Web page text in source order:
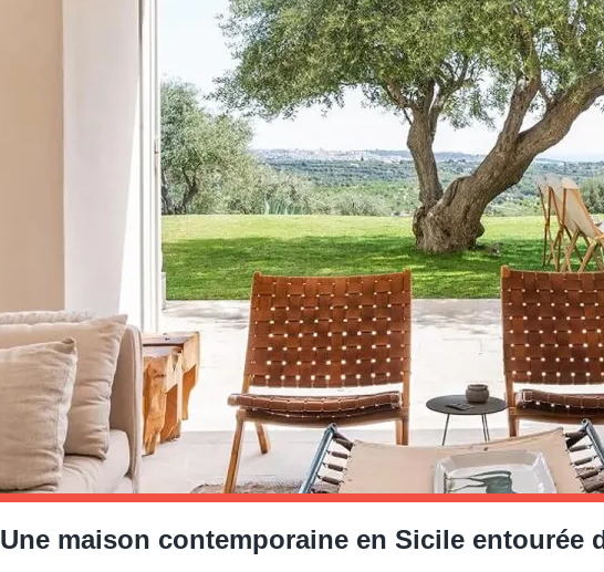
Revue De Week End Tiny House
Une maison contemporaine en Sicile entourée